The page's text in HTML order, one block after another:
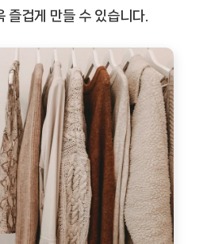
즐겁게 만들 수 있습니다.